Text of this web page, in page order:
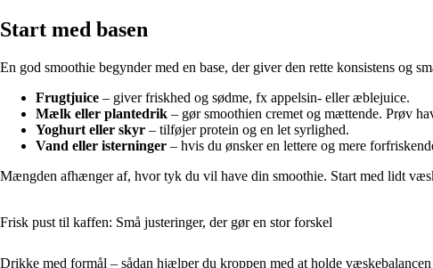
Start med basen
En god smoothie begynder med en base, der giver den rette konsistens og
Frugtjuice – giver friskhed og sødme, fx appelsin- eller æblejuice.
Mælk eller plantedrik – gør smoothien cremet og mættende. Prøv
Yoghurt eller skyr – tilføjer protein og en let syrlighed.
Vand eller isterninger – hvis du ønsker en lettere og mere
Mængden afhænger af, hvor tyk du vil have din smoothie. Start med lidt
Frisk pust til kaffen: Små justeringer, der gør en stor forskel
Drikke med formål – sådan hjælper du kroppen med at holde væskebalancen